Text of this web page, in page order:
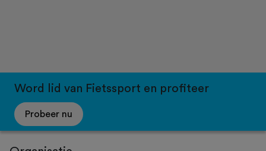
Word lid van Fietssport en profiteer
Probeer nu